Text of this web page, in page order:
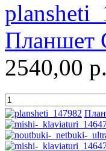
Pixus
Планшет
2540,00 р.